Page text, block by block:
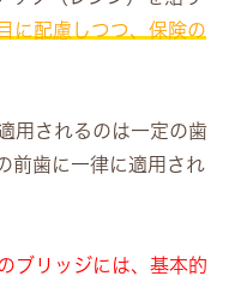
に配慮しつつ、保険の
用されるのは一定の歯
前歯に一律に適用され
ブリッジには、基本的